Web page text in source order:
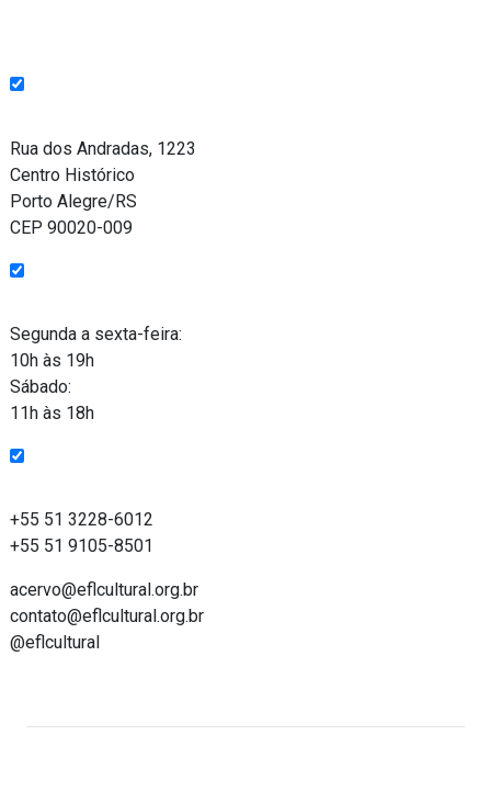
Rua dos Andradas, 1223
Centro Histórico
Porto Alegre/RS
CEP 90020-009
Segunda a sexta-feira:
10h às 19h
Sábado:
11h às 18h
+55 51 3228-6012
+55 51 9105-8501
acervo@eflcultural.org.br
contato@eflcultural.org.br
@eflcultural